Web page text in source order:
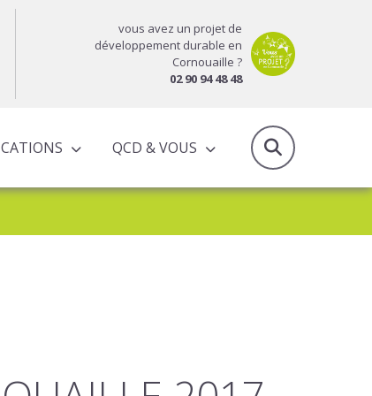
vous avez un projet de
développement durable en
Cornouaille ?
02 90 94 48 48
QCD & VOUS